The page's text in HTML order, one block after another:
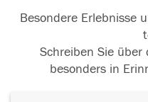
Besondere Erlebnisse
Schreiben Sie über
besonders in